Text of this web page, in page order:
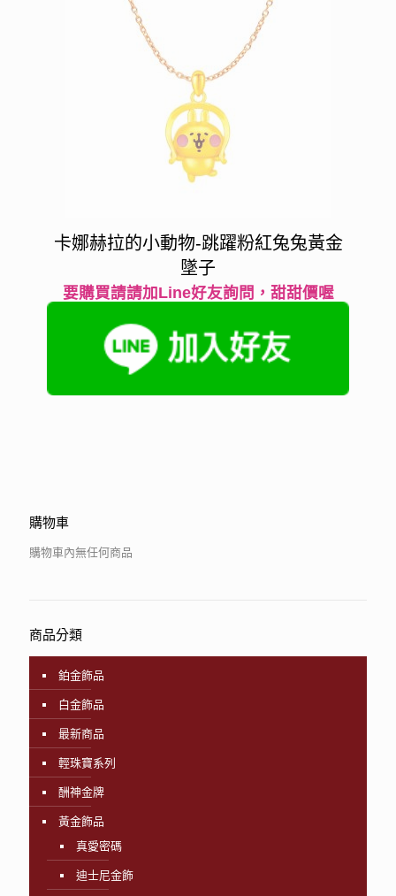
卡娜赫拉的小動物-跳躍粉紅兔兔黃金
墜子
要購買請請加Line好友詢問，甜甜價喔
購物車
購物車內無任何商品
商品分類
鉑金飾品
白金飾品
最新商品
輕珠寶系列
酬神金牌
黃金飾品
真愛密碼
迪士尼金飾